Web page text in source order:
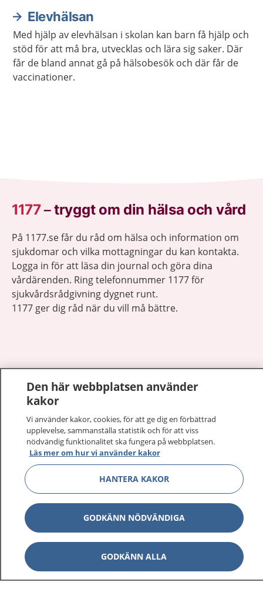
Elevhälsan
Med hjälp av elevhälsan i skolan kan barn få hjälp och
stöd för att må bra, utvecklas och lära sig saker. Där
får de bland annat gå på hälsobesök och där får de
vaccinationer.
1177–tryggt om din hälsa och vård
På 1177.se får du råd om hälsa och information om
sjukdomar och vilka mottagningar du kan kontakta.
Logga in för att läsa din journal och göra dina
vårdärenden. Ring telefonnummer 1177 för
sjukvårdsrådgivning dygnet runt.
1177 ger dig råd när du vill må bättre.
1177 på flera språk
Om 1177
Kontakt
Behandling av personuppgifter
Hantering av kakor
Inställningar för kakor
Den här webbplatsen använder
kakor
Vi använder kakor, cookies, för att ge dig en förbättrad
upplevelse, sammanställa statistik och för att viss
nödvändig funktionalitet ska fungera på webbplatsen.
Läs mer om hur vi använder kakor
HANTERA KAKOR
GODKÄNN NÖDVÄNDIGA
GODKÄNN ALLA